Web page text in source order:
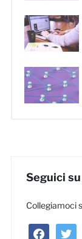
Seguici su
Collegiamoci
facebooktwitter